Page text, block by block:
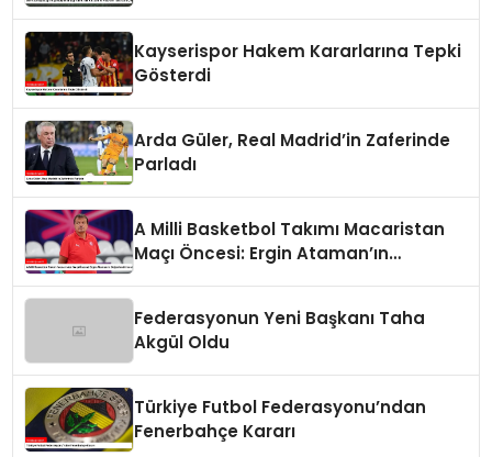
Kayserispor Hakem Kararlarına Tepki
Gösterdi
Arda Güler, Real Madrid’in Zaferinde
Parladı
A Milli Basketbol Takımı Macaristan
Maçı Öncesi: Ergin Ataman’ın
Federasyonun Yeni Başkanı Taha
Akgül Oldu
Türkiye Futbol Federasyonu’ndan
Fenerbahçe Kararı